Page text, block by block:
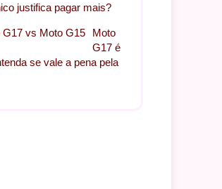
justifica pagar mais?
Moto
G17 é
se vale a pena pela